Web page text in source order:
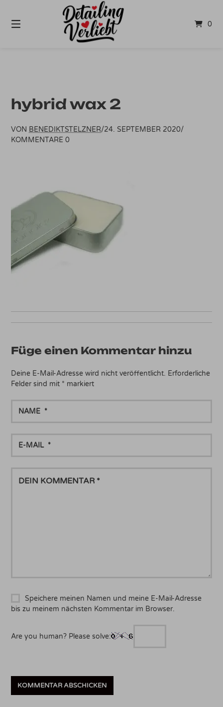
Inhalt
0
hybrid wax 2
VON BENEDIKTSTELZNER/24. SEPTEMBER 2020/
KOMMENTARE 0
Füge einen Kommentar hinzu
Deine E-Mail-Adresse wird nicht veröffentlicht. Erforderliche
Felder sind mit * markiert
MAIL
KOMMENTAR
Speichere meinen Namen und meine E-Mail-Adresse
bis zu meinem nächsten Kommentar im Browser.
Are you human? Please solve: